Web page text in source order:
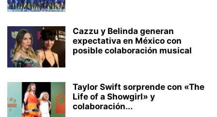
Cazzu y Belinda generan
expectativa en México con
posible colaboración musical
Taylor Swift sorprende con «The
Life of a Showgirl» y
colaboración...